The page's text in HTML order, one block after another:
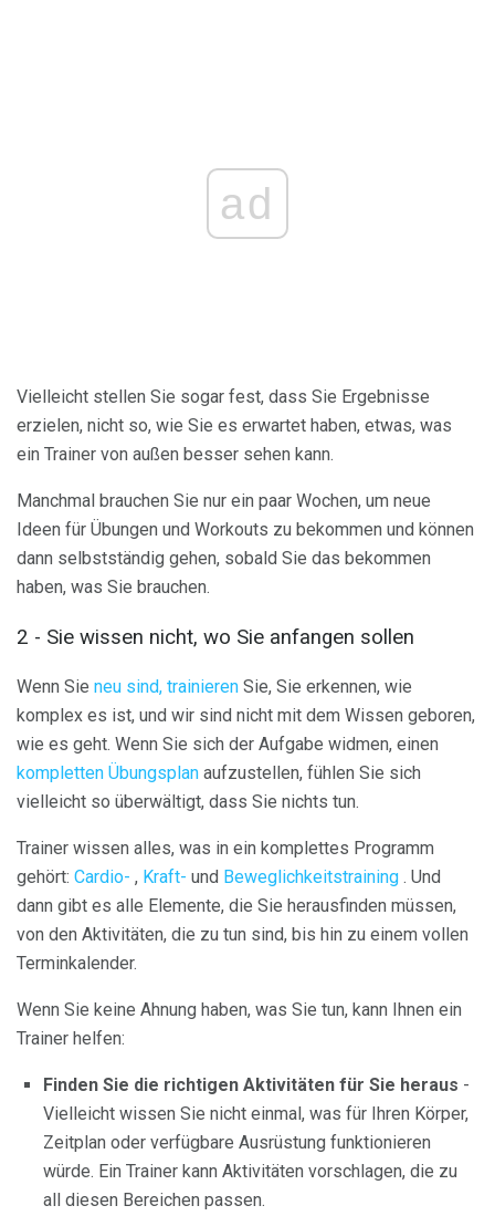
ad
Vielleicht stellen Sie sogar fest, dass Sie Ergebnisse
erzielen, nicht so, wie Sie es erwartet haben, etwas, was
ein Trainer von außen besser sehen kann.
Manchmal brauchen Sie nur ein paar Wochen, um neue
Ideen für Übungen und Workouts zu bekommen und können
dann selbstständig gehen, sobald Sie das bekommen
haben, was Sie brauchen.
2 - Sie wissen nicht, wo Sie anfangen sollen
Wenn Sie neu sind, trainieren Sie, Sie erkennen, wie
komplex es ist, und wir sind nicht mit dem Wissen geboren,
wie es geht. Wenn Sie sich der Aufgabe widmen, einen
kompletten Übungsplan aufzustellen, fühlen Sie sich
vielleicht so überwältigt, dass Sie nichts tun.
Trainer wissen alles, was in ein komplettes Programm
gehört: Cardio- , Kraft- und Beweglichkeitstraining . Und
dann gibt es alle Elemente, die Sie herausfinden müssen,
von den Aktivitäten, die zu tun sind, bis hin zu einem vollen
Terminkalender.
Wenn Sie keine Ahnung haben, was Sie tun, kann Ihnen ein
Trainer helfen:
Finden Sie die richtigen Aktivitäten für Sie heraus -
Vielleicht wissen Sie nicht einmal, was für Ihren Körper,
Zeitplan oder verfügbare Ausrüstung funktionieren
würde. Ein Trainer kann Aktivitäten vorschlagen, die zu
all diesen Bereichen passen.